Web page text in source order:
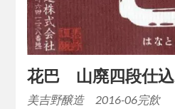
花巴 山廃四段仕込
美吉野醸造 2016-06完飲